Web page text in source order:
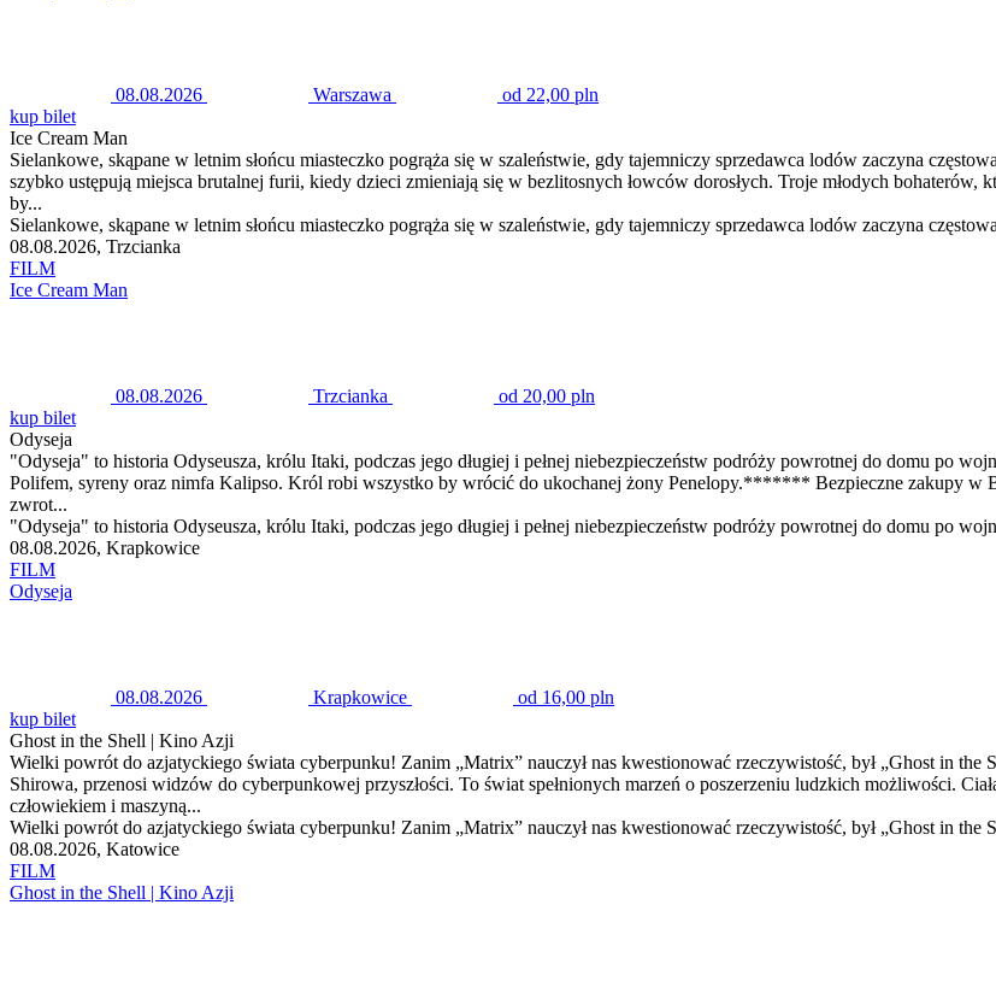
08.08.2026 Warszawa
od 22,00 pln
kup bilet
Ice Cream Man
Sielankowe, skąpane w letnim słońcu miasteczko pogrąża się w szaleństwie, gdy tajemniczy sprzedawca lodów zaczyna
szybko ustępują miejsca brutalnej furii, kiedy dzieci zmieniają się w bezlitosnych łowców dorosłych. Troje młodych
by...
Sielankowe, skąpane w letnim słońcu miasteczko pogrąża się w szaleństwie, gdy tajemniczy sprzedawca lodów zaczyna
08.08.2026, Trzcianka
FILM
Ice Cream Man
08.08.2026 Trzcianka
od 20,00 pln
kup bilet
Odyseja
"Odyseja" to historia Odyseusza, królu Itaki, podczas jego długiej i pełnej niebezpieczeństw podróży powrotnej do domu po
Polifem, syreny oraz nimfa Kalipso. Król robi wszystko by wrócić do ukochanej żony Penelopy.******* Bezpieczne zakupy w
zwrot...
"Odyseja" to historia Odyseusza, królu Itaki, podczas jego długiej i pełnej niebezpieczeństw podróży powrotnej do domu po
08.08.2026, Krapkowice
FILM
Odyseja
08.08.2026 Krapkowice
od 16,00 pln
kup bilet
Ghost in the Shell | Kino Azji
Wielki powrót do azjatyckiego świata cyberpunku! Zanim „Matrix” nauczył nas kwestionować rzeczywistość, był „Ghost in
Shirowa, przenosi widzów do cyberpunkowej przyszłości. To świat spełnionych marzeń o poszerzeniu ludzkich możliwości.
człowiekiem i maszyną...
Wielki powrót do azjatyckiego świata cyberpunku! Zanim „Matrix” nauczył nas kwestionować rzeczywistość, był „Ghost in the
08.08.2026, Katowice
FILM
Ghost in the Shell | Kino Azji